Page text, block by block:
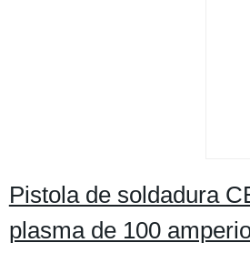
Pistola de soldadura
plasma de 100